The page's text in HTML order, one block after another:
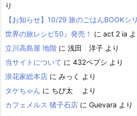
り
【お知らせ】10/29 旅のごはんBOOKシ
世界の旅レシピ50』発売！
に act 2 ia
立川高島屋 地階 に 浅田 洋子 より
当サイトについて に 432ペプシ より
浪花家総本店 に みっく
より
タケちゃん に ちび太
より
カフェメルス 猪子石店 に Guevara より